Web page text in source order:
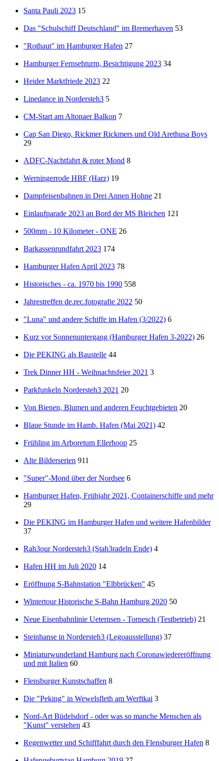
Santa Pauli 2023 15
Das "Schulschiff Deutschland" im Bremerhaven 53
"Rothaut" im Hamburger Hafen 27
Hamburger Fernsehturm, Besichtigung 2023 34
Heider Marktfriede 2023 22
Linedance in Nordersteh3 5
CM-Start am Altonaer Balkon 7
Cap San Diego, Rickmer Rickmers und Old Arethusa Boys
29
ADFC-Nachtfahrt & roter Mond 8
Werningerrode HBF (Harz) 19
Dampfeisenbahnen in Drei Annen Hohne 21
Einlaufparade 2023 an Bord der MS Bleichen 121
500mm - 10 Kilometer - ONE 26
Barkassenrundfahrt 2023 174
Hamburger Hafen April 2023 78
Historisches - ca. 1970 bis 1990 558
Jahrestreffen de.rec.fotografie 2022 50
"Luna" und andere Schiffe im Hafen (3/2022) 6
Kurz vor Sonnenuntergang (Hamburger Hafen 3-2022) 26
Die PEKING als Baustelle 44
Trek Dinner HH - Weihnachtsfeier 2021 3
Parkfunkeln Nordersteh3 2021 20
Von Bienen, Blumen und anderen Feuchtgebieten 20
Blaue Stunde im Hamb. Hafen (Mai 2021) 42
Frühling im Arboretum Ellerhoop 25
Alte Bilderserien 911
"Super"-Mond über der Nordsee 6
Hamburger Hafen, Frühjahr 2021, Containerschiffe und mehr
29
Die PEKING im Hamburger Hafen und weitere Hafenbilder
37
Rah3our Nordersteh3 (Stah3radeln Ende) 4
Hafen HH im Juli 2020 14
Eröffnung S-Bahnstation "Elbbrücken" 45
Wintertour Historische S-Bahn Hamburg 2020 50
Neue Eisenbahnlinie Ueternsen - Tornesch (Testbetrieb) 21
Steinhanse in Nordersteh3 (Legoausstellung) 37
Miniaturwunderland Hamburg nach Coronawiedereröffnung
und mit Italien 60
Flensburger Kunstschaffen 8
Die "Peking" in Wewelsfleth am Werftkai 3
Nord-Art Büdelsdorf - oder was so manche Menschen als
"Kunst" verstehen 43
Regenwetter und Schifffahrt durch den Flensburger Hafen 8